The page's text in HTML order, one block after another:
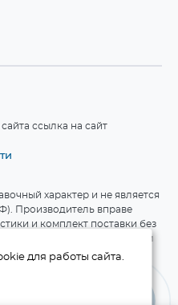
ссылка на сайт
характер и не является
Производитель вправе
и комплект поставки без
приведены на официальном
для работы сайта.